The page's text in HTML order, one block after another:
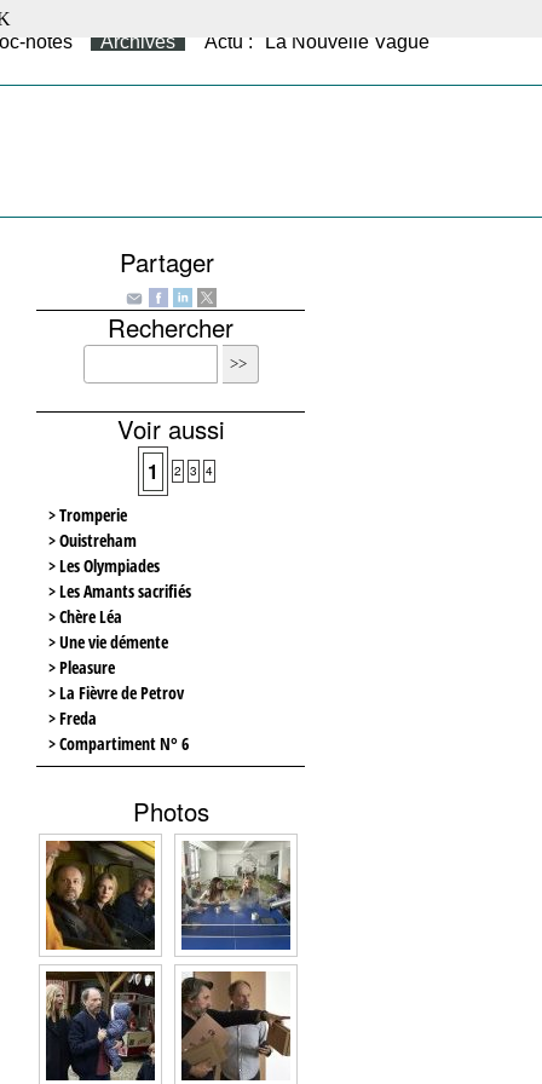
notes Archives Actu : "La Nouvelle Vague"
Partager
Rechercher
Voir aussi
1 2 3 4
> Tromperie
> Ouistreham
> Les Olympiades
> Les Amants sacrifiés
> Chère Léa
> Une vie démente
> Pleasure
> La Fièvre de Petrov
> Freda
> Compartiment N° 6
Photos